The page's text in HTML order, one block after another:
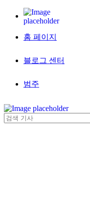
홈 페이지
블로그 센터
범주